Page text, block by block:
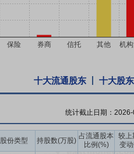
十大流通股东 十大股东
统计截止日期：
股份类型 持股数(万股)
占流通股本
比例(%)
较上
变